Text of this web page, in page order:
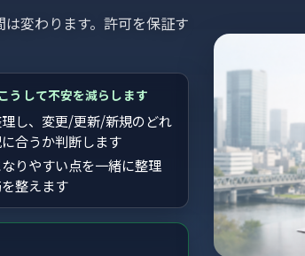
変わります。許可を保証す
うして不安を減らします
し、変更/更新/新規のどれ
合うか判断します
りやすい点を一緒に整理
整えます